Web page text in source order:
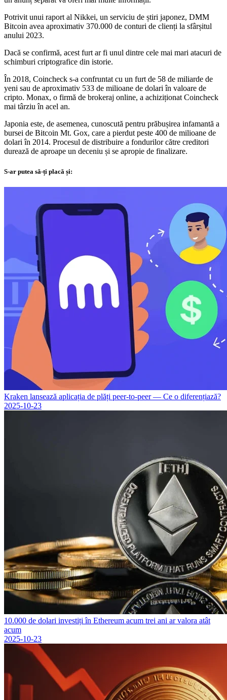
Potrivit unui raport al Nikkei, un serviciu de știri japonez, DMM
Bitcoin avea aproximativ 370.000 de conturi de clienți la sfârșitul
anului 2023.
Dacă se confirmă, acest furt ar fi unul dintre cele mai mari atacuri de
schimburi criptografice din istorie.
În 2018, Coincheck s-a confruntat cu un furt de 58 de miliarde de
yeni sau de aproximativ 533 de milioane de dolari în valoare de
cripto. Monax, o firmă de brokeraj online, a achiziționat Coincheck
mai târziu în acel an.
Japonia este, de asemenea, cunoscută pentru prăbușirea infamantă a
bursei de Bitcoin Mt. Gox, care a pierdut peste 400 de milioane de
dolari în 2014. Procesul de distribuire a fondurilor către creditori
durează de aproape un deceniu și se apropie de finalizare.
S-ar putea să-ți placă și:
Kraken lansează aplicația de plăți peer-to-peer — Ce o diferențiază?
2025-10-23
10.000 de dolari investiți în Ethereum acum trei ani ar valora atât
acum
2025-10-23